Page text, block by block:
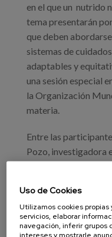
en el que un nutrido
tema presentarán
que deben
sistemas de
adaptables y
una sesión especial
la Organización
materia.
Entre las
Pozo, investigadora
título: "Aprendiendo
convivencia y el
de 17 casos de
Uso de Cookies
Utilizamos cookies
servicios, elaborar
navegación, inferir grupos
intereses y mostrarle